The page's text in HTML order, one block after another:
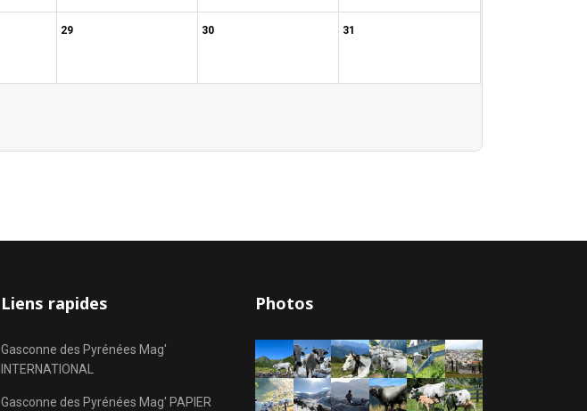
29 30 31
Liens rapides
Gasconne des Pyrénées Mag'
INTERNATIONAL
Gasconne des Pyrénées Mag' PAPIER
Photos